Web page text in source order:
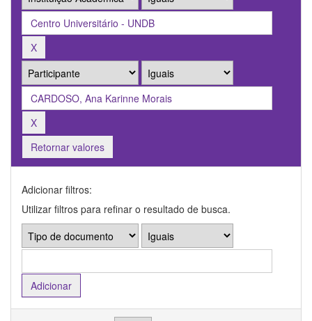
Retornar valores
Adicionar filtros:
Utilizar filtros para refinar o resultado de busca.